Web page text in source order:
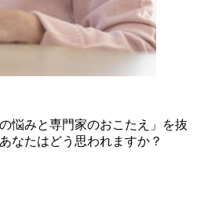
悩みと専門家のおこたえ」を抜
なたはどう思われますか？